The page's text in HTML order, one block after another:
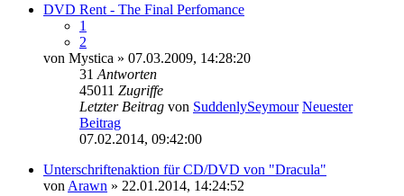
DVD Rent - The Final Perfomance
1
2
von Mystica » 07.03.2009, 14:28:20
31 Antworten
45011 Zugriffe
Letzter Beitrag von SuddenlySeymour Neuester
Beitrag
07.02.2014, 09:42:00
Unterschriftenaktion für CD/DVD von "Dracula"
von Arawn » 22.01.2014, 14:24:52